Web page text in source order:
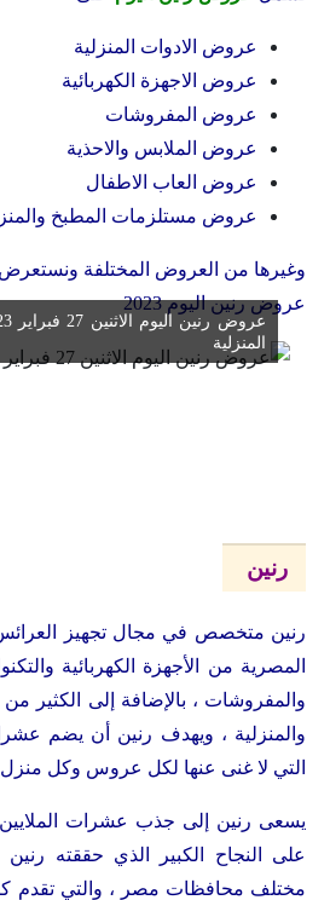
عروض الادوات المنزلية
عروض الاجهزة الكهربائية
عروض المفروشات
عروض الملابس والاحذية
عروض العاب الاطفال
عروض مستلزمات المطبخ
وغيرها من العروض المختلفة
عروض رنين اليوم 2023
المنزلية
رنين
رنين متخصص في مجال تجهيز العرائس
المصرية من الأجهزة الكهربائية
والمفروشات ، بالإضافة إلى الكثير
والمنزلية ، ويهدف رنين أن يضم
التي لا غنى عنها لكل عروس وكل
يسعى رنين إلى جذب عشرات الملايين
على النجاح الكبير الذي حققته
مختلف محافظات مصر ، والتي تقدم